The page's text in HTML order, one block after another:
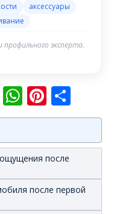
аксессуары
эксперта.
Viber
после
после первой